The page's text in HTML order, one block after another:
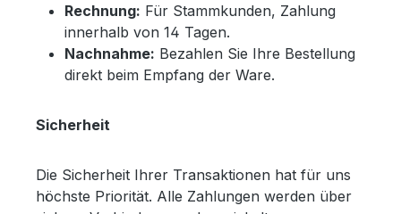
Rechnung: Für Stammkunden, Zahlung
innerhalb von 14 Tagen.
Nachnahme: Bezahlen Sie Ihre Bestellung
direkt beim Empfang der Ware.
Sicherheit
Die Sicherheit Ihrer Transaktionen hat für uns
höchste Priorität. Alle Zahlungen werden über